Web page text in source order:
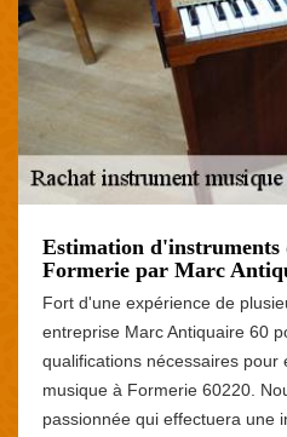
Estimation d'instruments
Formerie par Marc
Fort d'une expérience de
entreprise Marc Antiquaire 60
qualifications nécessaires pour
musique à Formerie 60220.
passionnée qui effectuera une